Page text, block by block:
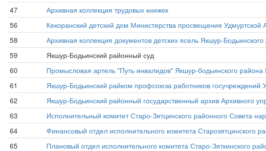
47 Архивная коллекция трудовых книжек
56
Кекоранский детский дом Министерства просвещения Удмуртской
58
Архивная коллекция документов детских ясель Якшур-
59
Якшур-Бодьинский районный суд
60
Промысловая артель "Путь инвалидов" Якшур-бодьинского
61
Якшур-Бодьинский райком профсоюза работников госучреждений
62
Якшур-Бодьинский районный государственный архив Архивного
63
Исполнительный комитет Старо-Зятцинского районного Совета
64
Финансовый отдел исполнительного комитета Старозятцинского
65
Плановый отдел исполнительного комитета Старо-Зяткинского